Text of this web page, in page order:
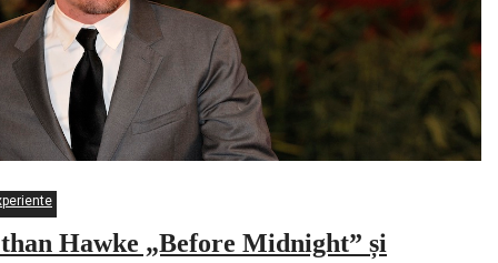
Hawke „Before Midnight” și